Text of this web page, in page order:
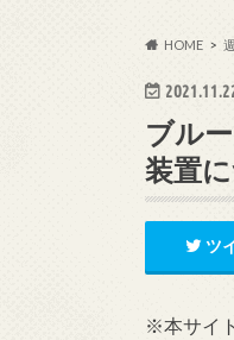
HOME
ブル
装置
ツ
※本サイ